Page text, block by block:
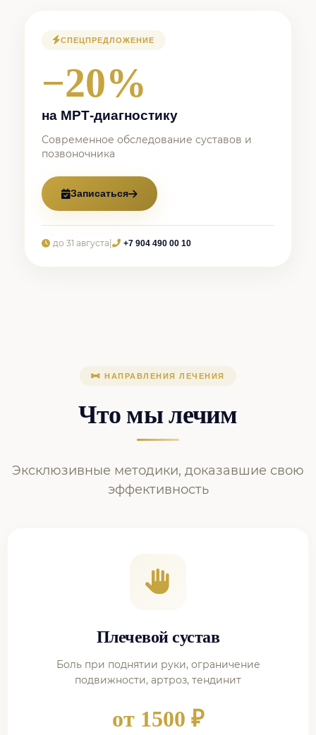
СПЕЦПРЕДЛОЖЕНИЕ
−20%
на МРТ-диагностику
Современное обследование суставов и
позвоночника
Записаться
до 31 августа +7 904 490 00 10
НАПРАВЛЕНИЯ ЛЕЧЕНИЯ
Что мы лечим
Эксклюзивные методики, доказавшие свою
эффективность
Плечевой сустав
Боль при поднятии руки, ограничение
подвижности, артроз, тендинит
от 1500 ₽